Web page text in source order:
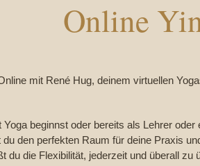
Online
mit René Hug, deinem virtuellen
beginnst oder bereits als Lehrer
den perfekten Raum für deine Praxis
du die Flexibilität, jederzeit und überall zu